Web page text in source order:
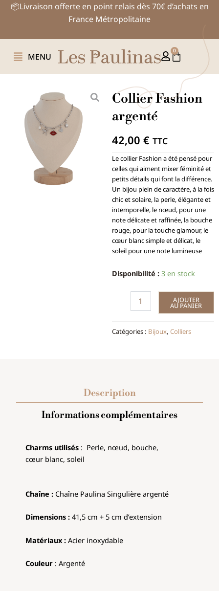
Aller📦Livraison offerte en point relais dès 70€ d’achats en
France Métropolitaine
MENU
0
Panier
Collier Fashion
argenté
42,00 € TTC
Le collier Fashion a été pensé pour
celles qui aiment mixer féminité et
petits détails qui font la différence.
Un bijou plein de caractère, à la fois
chic et solaire, la perle, élégante et
intemporelle, le nœud, pour une
note délicate et raffinée, la bouche
rouge, pour la touche glamour, le
cœur blanc simple et délicat, le
soleil pour une note lumineuse
Disponibilité : 3 en stock
quantité
Collier
argenté
AJOUTER
AU PANIER
Catégories : Bijoux, Colliers
Description
Informations complémentaires
Charms utilisés : Perle, nœud, bouche,
cœur blanc, soleil
Chaîne : Chaîne Paulina Singulière argenté
Dimensions : 41,5 cm + 5 cm d’extension
Matériaux : Acier inoxydable
Couleur : Argenté